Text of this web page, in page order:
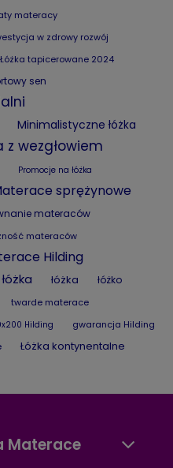
materacy
w zdrowy rozwój
Łóżka tapicerowane 2024
sen
Minimalistyczne łóżka
z wezgłowiem
Promocje na łóżka
sprężynowe
materaców
materaców
Hilding
łóżka łóżko
twarde materace
Hilding gwarancja Hilding
Łóżka kontynentalne
Materace